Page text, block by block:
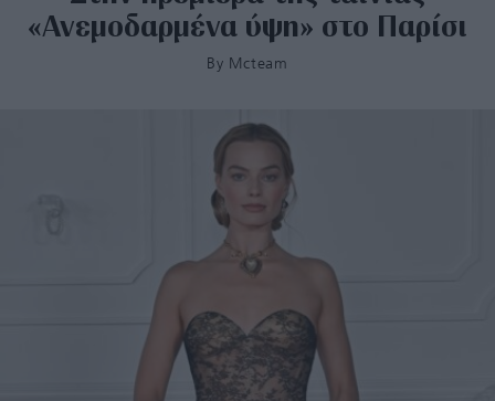
«Ανεμοδαρμένα ύψη» στο Παρίσι
By Mcteam